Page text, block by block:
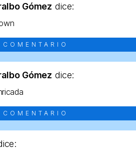
Gómez dice:
COMENTARIO
Gómez dice:
COMENTARIO